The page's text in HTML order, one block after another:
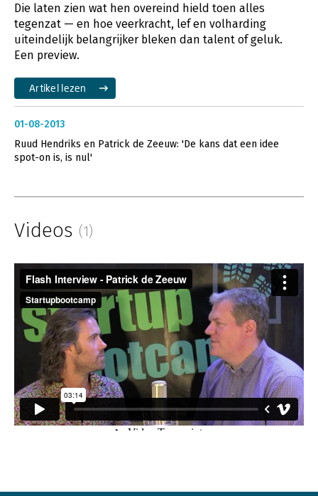
Die laten zien wat hen overeind hield toen alles
tegenzat — en hoe veerkracht, lef en volharding
uiteindelijk belangrijker bleken dan talent of geluk.
Een preview.
Artikel lezen
01-08-2013
Ruud Hendriks en Patrick de Zeeuw: 'De kans dat een idee
spot-on is, is nul'
Videos (1)